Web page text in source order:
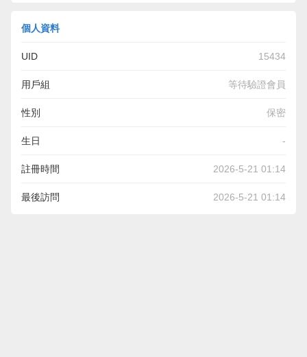
個人資料
UID 15434
用戶組 等待驗證會員
性別 保密
生日 -
註冊時間 2026-5-21 01:14
最後訪問 2026-5-21 01:14